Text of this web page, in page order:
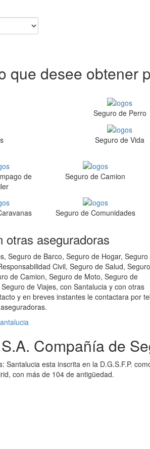
que desee obtener
Seguro de Perro
Seguro de Vida
de
Seguro de Camion
Seguro de Comunidades
otras aseguradoras
Seguro de Barco, Seguro de Hogar, Seguro
Civil, Seguro de Salud,
de Camion, Seguro de Moto, Seguro de
de Viajes, con Santalucia y con otras
y en breves instantes le contactara por
Compañía de
esta inscrita en la D.G.S.F.P.
con más de 104 de antigüedad.